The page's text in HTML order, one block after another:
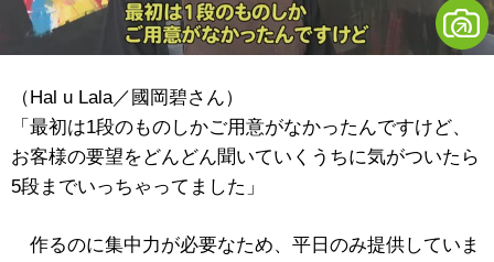
（Hal u Lala／國岡碧さん）
「最初は1段のものしかご用意がなかったんですけど、
お客様の要望をどんどん聞いていくうちに気がついたら
5段までいっちゃってました」
作るのに集中力が必要なため、平日のみ提供していま